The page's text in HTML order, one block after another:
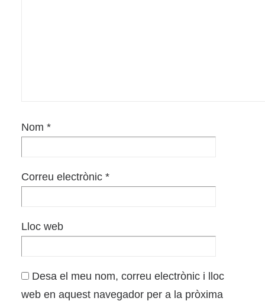
Nom *
Correu electrònic *
Lloc web
Desa el meu nom, correu electrònic i lloc
web en aquest navegador per a la pròxima